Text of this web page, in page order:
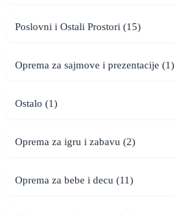
Poslovni i Ostali Prostori (15)
Oprema za sajmove i prezentacije (1)
Ostalo (1)
Oprema za igru i zabavu (2)
Oprema za bebe i decu (11)